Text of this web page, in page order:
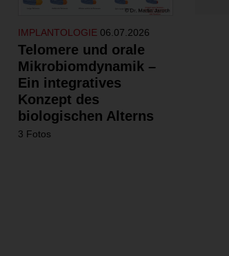
IMPLANTOLOGIE 06.07.2026
Telomere und orale
Mikrobiomdynamik –
Ein integratives
Konzept des
biologischen Alterns
3 Fotos